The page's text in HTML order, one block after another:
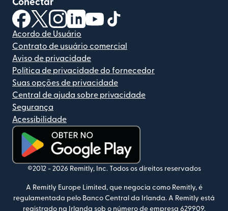
Conectar
(abre em uma nova janela)
(abre em uma nova janela)
(abre em uma nova janela)
(abre em uma nova janela)
(abre em uma nova janela)
Acordo de Usuário
Contrato de usuário comercial
Aviso de privacidade
Política de privacidade do fornecedor
Suas opções de privacidade
Central de ajuda sobre privacidade
Segurança
Acessibilidade
(abre em uma nova janela)
©2012 - 2026 Remitly, Inc. Todos os direitos reservados
A Remitly Europe Limited, que negocia como Remitly, é
regulamentada pelo Banco Central da Irlanda. A Remitly está
registrado na Irlanda sob o número de empresa 629909.